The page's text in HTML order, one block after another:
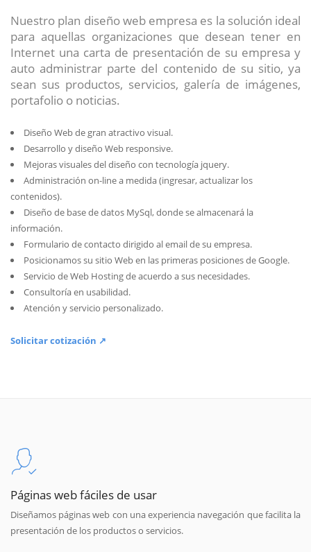
Nuestro plan diseño web empresa es la solución ideal
para aquellas organizaciones que desean tener en
Internet una carta de presentación de su empresa y
auto administrar parte del contenido de su sitio, ya
sean sus productos, servicios, galería de imágenes,
portafolio o noticias.
Diseño Web de gran atractivo visual.
Desarrollo y diseño Web responsive.
Mejoras visuales del diseño con tecnología jquery.
Administración on-line a medida (ingresar, actualizar los
contenidos).
Diseño de base de datos MySql, donde se almacenará la
información.
Formulario de contacto dirigido al email de su empresa.
Posicionamos su sitio Web en las primeras posiciones de Google.
Servicio de Web Hosting de acuerdo a sus necesidades.
Consultoría en usabilidad.
Atención y servicio personalizado.
Solicitar cotización ↗
Páginas web fáciles de usar
Diseñamos páginas web con una experiencia navegación que facilita la
presentación de los productos o servicios.